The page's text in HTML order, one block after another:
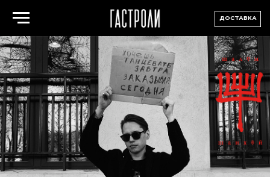
ДОСТАВКА